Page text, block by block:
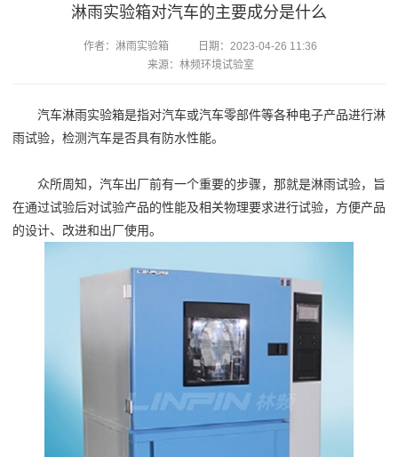
淋雨实验箱对汽车的主要成分是什么
作者：淋雨实验箱 日期： 2023-04-26 11:36
来源：林频环境试验室
汽车淋雨实验箱是指对汽车或汽车零部件等各种电子产品进行淋
雨试验，检测汽车是否具有防水性能。
众所周知，汽车出厂前有一个重要的步骤，那就是淋雨试验，旨
在通过试验后对试验产品的性能及相关物理要求进行试验，方便产品
的设计、改进和出厂使用。